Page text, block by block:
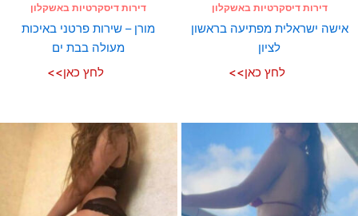
דירות דיסקרטיות באשקלון
אישה ישראלית מפתיעה בראשון
לציון
לחץ כאן>>
דירות דיסקרטיות באשקלון
מורן – שירות פרטני באיכות
מעולה בבת ים
לחץ כאן>>